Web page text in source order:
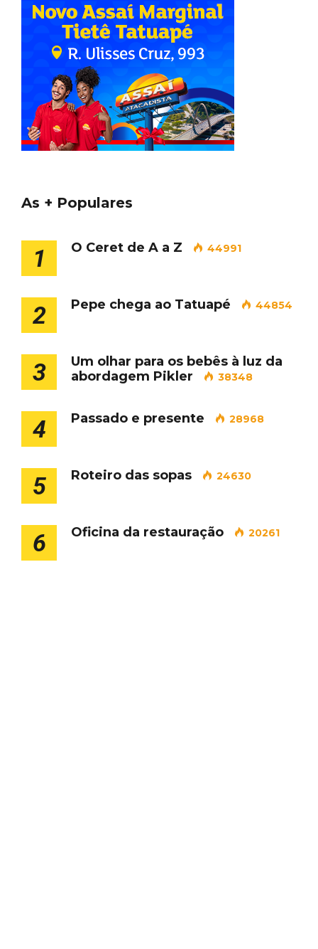
As + Populares
1 O Ceret de A a Z 44991
2 Pepe chega ao Tatuapé 44854
3
Um olhar para os bebês à luz da
abordagem Pikler
38348
4 Passado e presente 28968
5 Roteiro das sopas 24630
6 Oficina da restauração 20261